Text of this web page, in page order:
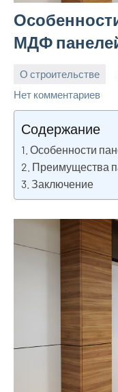
МДФ
О строительстве
Нет комментариев
Содержание
Особенности
Преимущества
Заключение